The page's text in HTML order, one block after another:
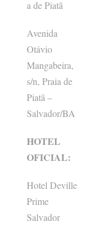
a de Piatã
Avenida
Otávio
Mangabeira,
s/n, Praia de
Piatã –
Salvador/BA
HOTEL
OFICIAL:
Hotel Deville
Prime
Salvador